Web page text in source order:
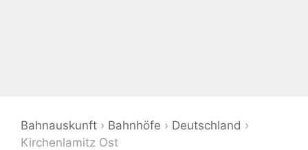
Bahnauskunft › Bahnhöfe › Deutschland ›
Kirchenlamitz Ost